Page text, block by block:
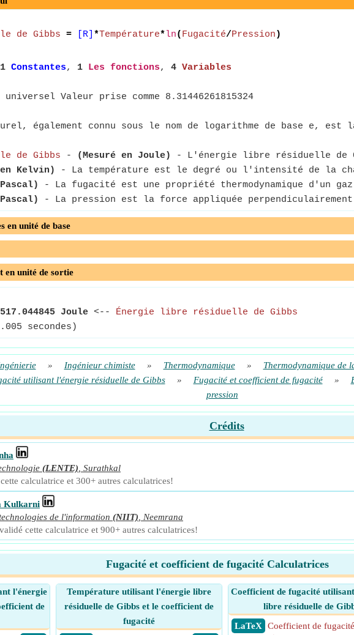
de Gibbs = [R] *Température*ln( Fugacité/Pression )
1 Constantes, 1 Les fonctions, 4 Variables
Valeur prise comme 8.31446261815324
également connu sous le nom de logarithme de base e,
de Gibbs - (Mesuré en Joule)
- L'énergie libre résiduelle de
en Kelvin)
- La température est le degré ou l'intensité de la
- La fugacité est une propriété thermodynamique d'un
- La pression est la force appliquée
en unité de base
unité de sortie
Joule <-- Énergie libre résiduelle de Gibbs
secondes)
» Ingénieur chimiste » Thermodynamique » Thermodynamique de
utilisant l'énergie résiduelle de Gibbs
» Fugacité et coefficient de fugacité »
pression
Crédits
(LENTE) Surathkal
calculatrice et 300+ autres calculatrices!
Kulkarni
de l'information (NIIT)
Neemrana
cette calculatrice et 900+ autres calculatrices!
Fugacité et coefficient de fugacité Calculatrices
l'énergie
de
Température utilisant l'énergie libre
résiduelle de Gibbs et le coefficient de
fugacité
Coefficient de fugacité
libre résiduelle de
​ LaTeX
Coefficient de fugacité